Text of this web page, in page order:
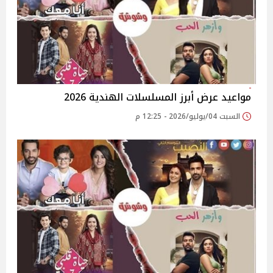
مواعيد عرض أبرز المسلسلات الهندية 2026
السبت 04/يوليو/2026 - 12:25 م